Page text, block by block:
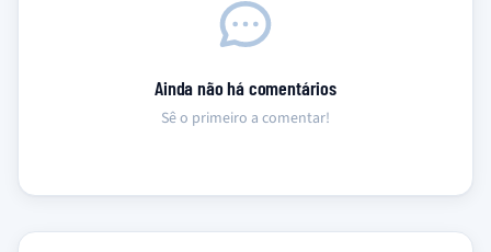
Ainda não há comentários
Sê o primeiro a comentar!